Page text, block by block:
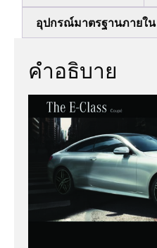
อุปกรณ์มาตรฐานภายใน
คำอธิบาย